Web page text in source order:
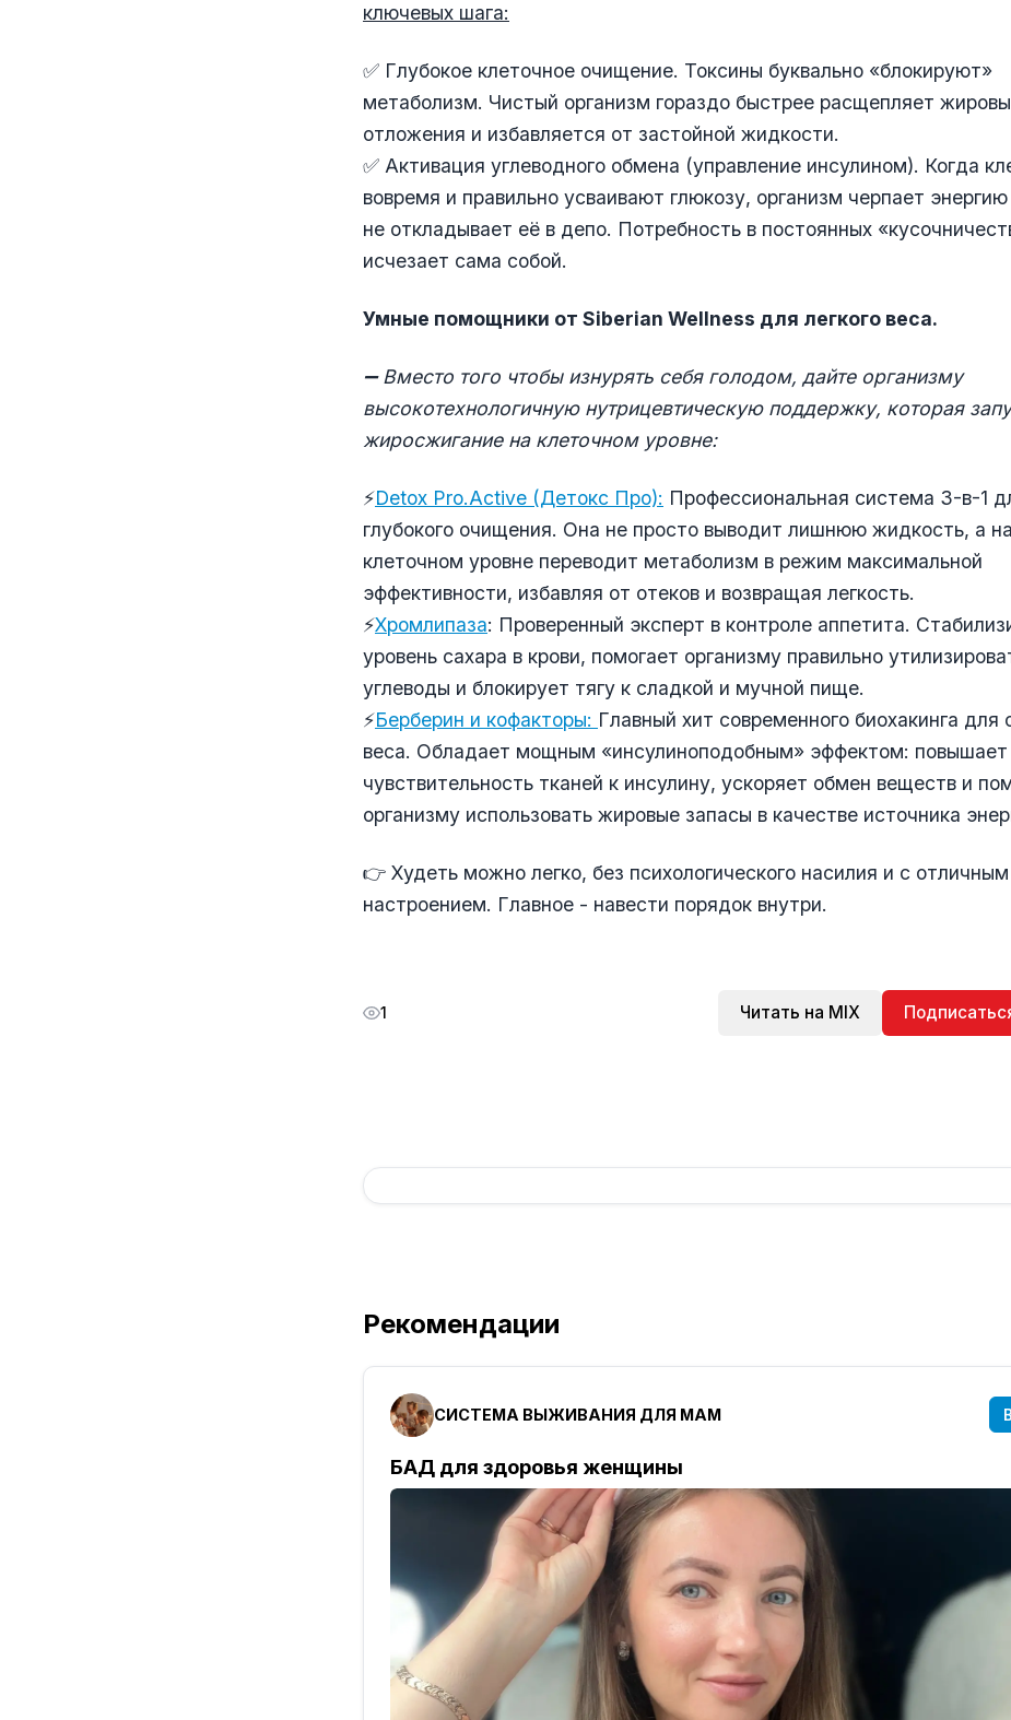
ключевых шага:
✅ Глубокое клеточное очищение. Токсины буквально «блокируют»
метаболизм. Чистый организм гораздо быстрее расщепляет
отложения и избавляется от застойной жидкости.
✅ Активация углеводного обмена (управление инсулином). Когда
вовремя и правильно усваивают глюкозу, организм черпает
не откладывает её в депо. Потребность в постоянных
исчезает сама собой.
Умные помощники от Siberian Wellness для легкого веса.
➖Вместо того чтобы изнурять себя голодом, дайте организму
высокотехнологичную нутрицевтическую поддержку, которая
жиросжигание на клеточном уровне:
⚡️Detox Pro.Active (Детокс Про): Профессиональная система 3-в-1
глубокого очищения. Она не просто выводит лишнюю жидкость, а на
клеточном уровне переводит метаболизм в режим максимальной
эффективности, избавляя от отеков и возвращая легкость.
⚡️Хромлипаза: Проверенный эксперт в контроле аппетита.
уровень сахара в крови, помогает организму правильно
углеводы и блокирует тягу к сладкой и мучной пище.
⚡️Берберин и кофакторы: Главный хит современного биохакинга для
веса. Обладает мощным «инсулиноподобным» эффектом: повышает
чувствительность тканей к инсулину, ускоряет обмен веществ и
организму использовать жировые запасы в качестве источника
👉 Худеть можно легко, без психологического насилия и с отличным
настроением. Главное - навести порядок внутри.
1 Читать на MIX
Рекомендации
СИСТЕМА ВЫЖИВАНИЯ ДЛЯ МАМ
БАД для здоровья женщины